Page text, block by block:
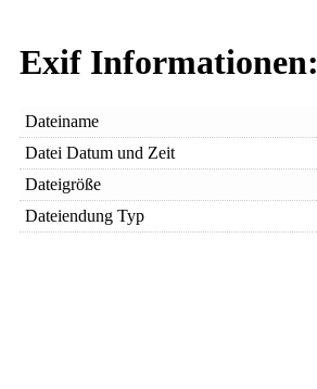
Exif Informationen:
Dateiname
Datei Datum und Zeit
Dateigröße
Dateiendung Typ